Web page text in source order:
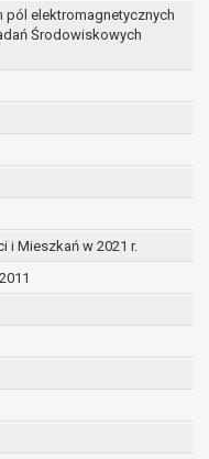
pól elektromagnetycznych
Środowiskowych
i Mieszkań w 2021 r.
przetwarzanie
umowy, do
dofinansowanie
wynikający z
między
trwałości
zachowania
kontrolnych.
przez
przysługuje
danych oraz
podstawie art. 15